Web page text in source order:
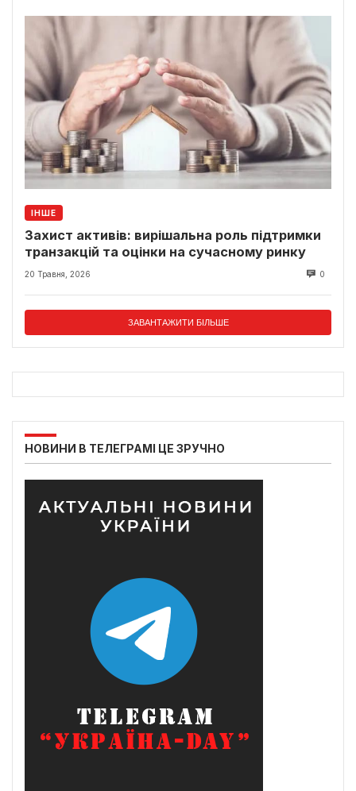
ІНШЕ
Захист активів: вирішальна роль підтримки
транзакцій та оцінки на сучасному ринку
20 Травня, 2026 0
ЗАВАНТАЖИТИ БІЛЬШЕ
НОВИНИ В ТЕЛЕГРАМІ ЦЕ ЗРУЧНО